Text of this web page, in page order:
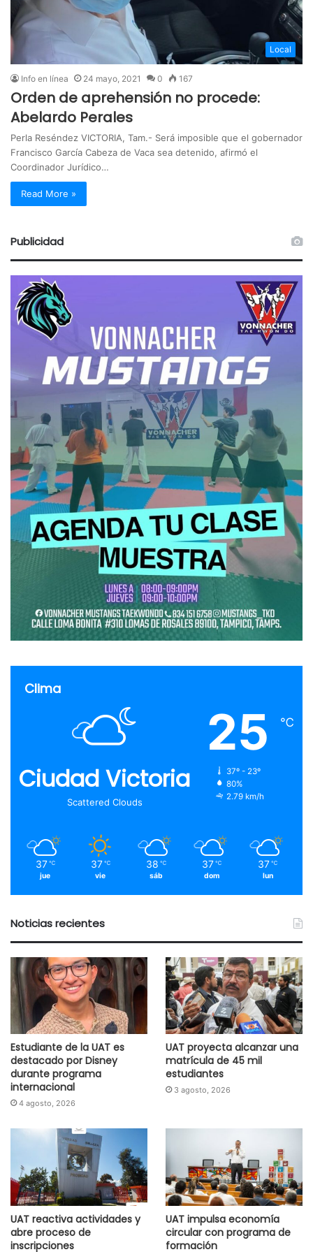
Local
Info en línea 24 mayo, 2021 0 167
Orden de aprehensión no procede:
Abelardo Perales
Perla Reséndez VICTORIA, Tam.- Será imposible que el gobernador
Francisco García Cabeza de Vaca sea detenido, afirmó el
Coordinador Jurídico…
Read More »
Publicidad
Clima
Ciudad Victoria
Scattered Clouds
25 ℃
37º - 23º
80%
2.79 km/h
37 ℃
jue
37 ℃
vie
38 ℃
sáb
37 ℃
dom
37 ℃
lun
Noticias recientes
Estudiante de la UAT es
destacado por Disney
durante programa
internacional
4 agosto, 2026
UAT proyecta alcanzar una
matrícula de 45 mil
estudiantes
3 agosto, 2026
UAT reactiva actividades y
abre proceso de
inscripciones
UAT impulsa economía
circular con programa de
formación